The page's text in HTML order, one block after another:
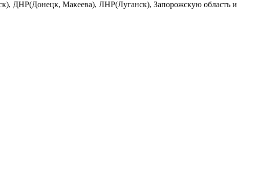
ДНР(Донецк, Макеева), ЛНР(Луганск), Запорожскую область и